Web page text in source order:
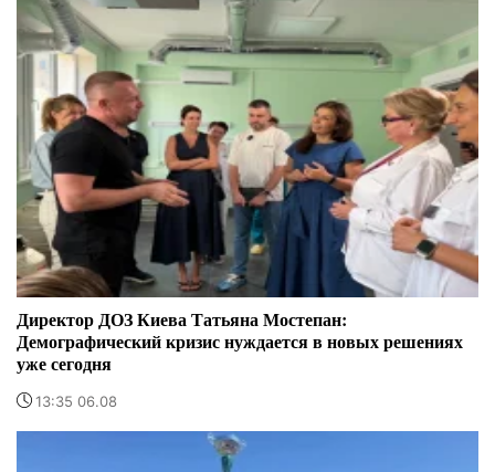
Директор ДОЗ Киева Татьяна Мостепан:
Демографический кризис нуждается в новых решениях
уже сегодня
13:35 06.08